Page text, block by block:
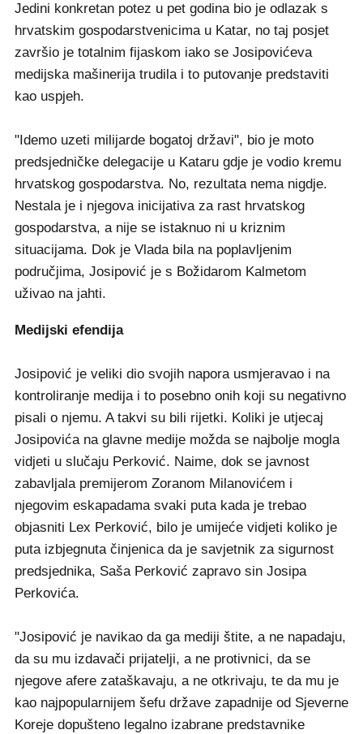
Jedini konkretan potez u pet godina bio je odlazak s
hrvatskim gospodarstvenicima u Katar, no taj posjet
završio je totalnim fijaskom iako se Josipovićeva
medijska mašinerija trudila i to putovanje predstaviti
kao uspjeh.
"Idemo uzeti milijarde bogatoj državi", bio je moto
predsjedničke delegacije u Kataru gdje je vodio kremu
hrvatskog gospodarstva. No, rezultata nema nigdje.
Nestala je i njegova inicijativa za rast hrvatskog
gospodarstva, a nije se istaknuo ni u kriznim
situacijama. Dok je Vlada bila na poplavljenim
područjima, Josipović je s Božidarom Kalmetom
uživao na jahti.
Medijski efendija
Josipović je veliki dio svojih napora usmjeravao i na
kontroliranje medija i to posebno onih koji su negativno
pisali o njemu. A takvi su bili rijetki. Koliki je utjecaj
Josipovića na glavne medije možda se najbolje mogla
vidjeti u slučaju Perković. Naime, dok se javnost
zabavljala premijerom Zoranom Milanovićem i
njegovim eskapadama svaki puta kada je trebao
objasniti Lex Perković, bilo je umijeće vidjeti koliko je
puta izbjegnuta činjenica da je savjetnik za sigurnost
predsjednika, Saša Perković zapravo sin Josipa
Perkovića.
"Josipović je navikao da ga mediji štite, a ne napadaju,
da su mu izdavači prijatelji, a ne protivnici, da se
njegove afere zataškavaju, a ne otkrivaju, te da mu je
kao najpopularnijem šefu države zapadnije od Sjeverne
Koreje dopušteno legalno izabrane predstavnike